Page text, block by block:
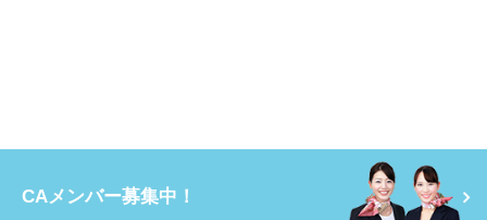
CAメンバー募集中！